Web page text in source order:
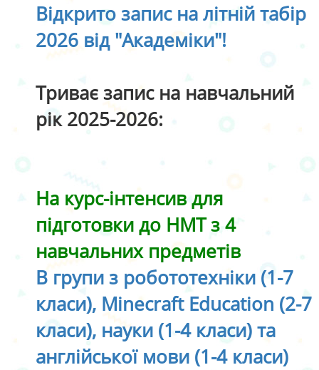
Відкрито запис на літній табір
2026 від "Академіки"!
Триває запис на навчальний
рік 2025-2026:
На курс-інтенсив для
підготовки до НМТ з 4
навчальних предметів
В групи з робототехніки (1-7
класи), Minecraft Education (2-7
класи), науки (1-4 класи) та
англійської мови (1-4 класи)